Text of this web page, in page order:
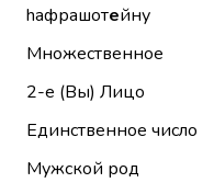
hафрашотейну
Множественное
2-е (Вы) Лицо
Единственное число
Мужской род